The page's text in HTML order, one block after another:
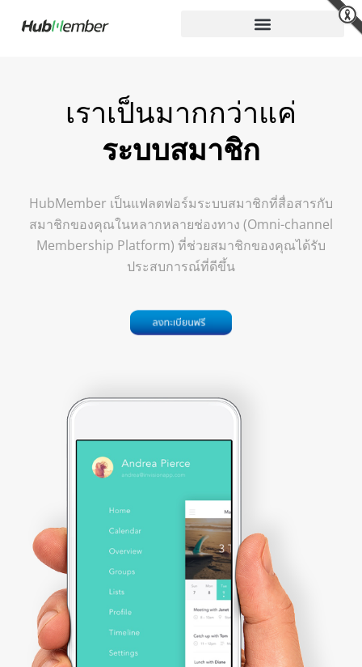
เราเป็นมากกว่าแค่
ระบบสมาชิก
HubMember เป็นแฟลตฟอร์มระบบสมาชิกที่สื่อสารกับ
สมาชิกของคุณในหลากหลายช่องทาง (Omni-channel
Membership Platform) ที่ช่วยสมาชิกของคุณได้รับ
ประสบการณ์ที่ดีขึ้น